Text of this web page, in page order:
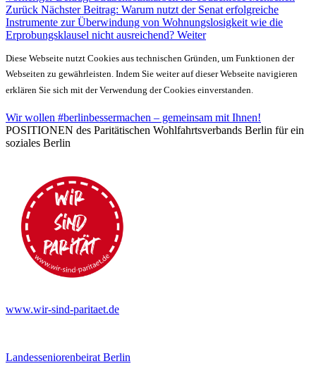
Zurück Nächster Beitrag: Warum nutzt der Senat erfolgreiche
Instrumente zur Überwindung von Wohnungslosigkeit wie die
Erprobungsklausel nicht ausreichend? Weiter
Diese Webseite nutzt Cookies aus technischen Gründen, um Funktionen der
Webseiten zu gewährleisten. Indem Sie weiter auf dieser Webseite navigieren
erklären Sie sich mit der Verwendung der Cookies einverstanden.
Wir wollen #berlinbessermachen – gemeinsam mit Ihnen!
POSITIONEN des Paritätischen Wohlfahrtsverbands Berlin für ein
soziales Berlin
www.wir-sind-paritaet.de
Landesseniorenbeirat Berlin